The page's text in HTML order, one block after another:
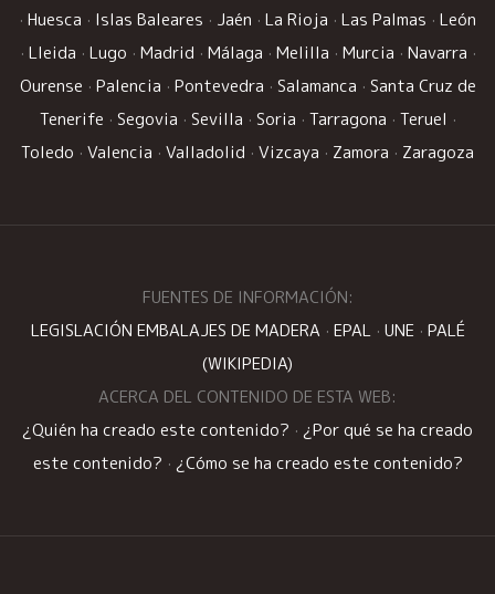
· Huesca · Islas Baleares · Jaén · La Rioja · Las Palmas · León
· Lleida · Lugo · Madrid · Málaga · Melilla · Murcia · Navarra ·
Ourense · Palencia · Pontevedra · Salamanca · Santa Cruz de
Tenerife · Segovia · Sevilla · Soria · Tarragona · Teruel ·
Toledo · Valencia · Valladolid · Vizcaya · Zamora · Zaragoza
FUENTES DE INFORMACIÓN:
LEGISLACIÓN EMBALAJES DE MADERA · EPAL· UNE · PALÉ
(WIKIPEDIA)
ACERCA DEL CONTENIDO DE ESTA WEB:
¿Quién ha creado este contenido? · ¿Por qué se ha creado
este contenido? · ¿Cómo se ha creado este contenido?